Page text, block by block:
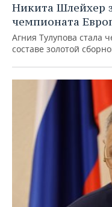
Никита Шлейхер
чемпионата
Агния Тулупова стала
составе золотой